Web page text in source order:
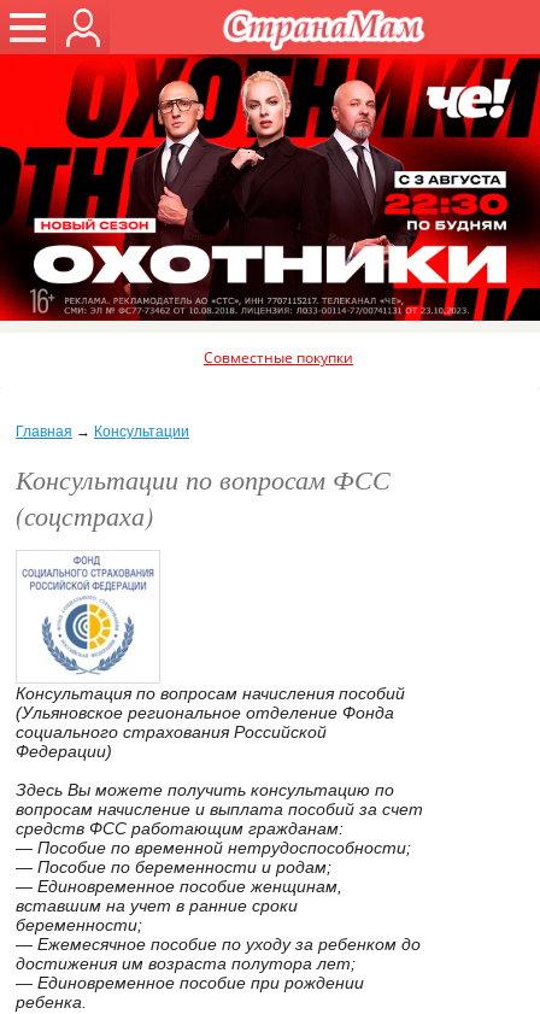
Совместные покупки
Главная → Консультации
Консультации по вопросам ФСС
(соцстраха)
Консультация по вопросам начисления пособий
(Ульяновское региональное отделение Фонда
социального страхования Российской
Федерации)
Здесь Вы можете получить консультацию по
вопросам начисление и выплата пособий за счет
средств ФСС работающим гражданам:
— Пособие по временной нетрудоспособности;
— Пособие по беременности и родам;
— Единовременное пособие женщинам,
вставшим на учет в ранние сроки
беременности;
— Ежемесячное пособие по уходу за ребенком до
достижения им возраста полутора лет;
— Единовременное пособие при рождении
ребенка.